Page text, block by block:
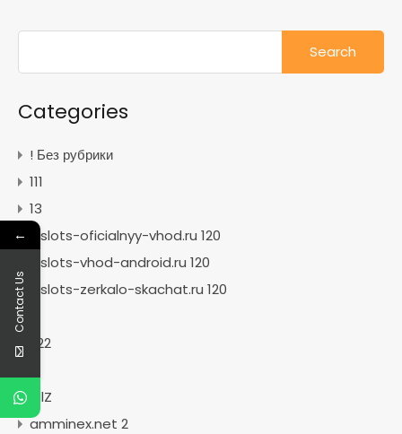
Search
Categories
! Без рубрики
111
13
1xslots-oficialnyy-vhod.ru 120
1xslots-vhod-android.ru 120
1xslots-zerkalo-skachat.ru 120
222
allZ
amminex.net 2
←
Contact Us